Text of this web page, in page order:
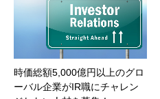
時価総額5,000億円以上のグロ
ーバル企業がIR職にチャレン